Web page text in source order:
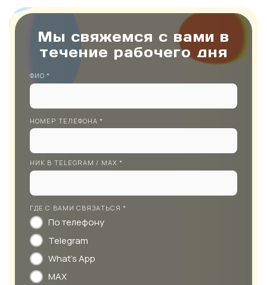
Мы свяжемся с вами в
течение рабочего дня
ФИО *
НОМЕР ТЕЛЕФОНА *
НИК В TELEGRAM / MAX *
ГДЕ С ВАМИ СВЯЗАТЬСЯ *
По телефону
Telegram
What's App
MAX